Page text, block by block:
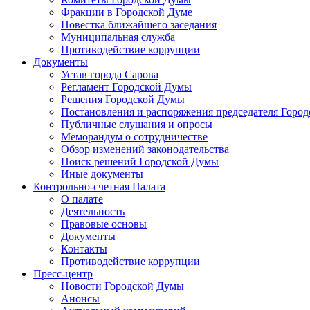
Фракции в Городской Думе
Повестка ближайшего заседания
Муниципальная служба
Противодействие коррупции
Документы
Устав города Сарова
Регламент Городской Думы
Решения Городской Думы
Постановления и распоряжения председателя
Публичные слушания и опросы
Меморандум о сотрудничестве
Обзор изменений законодательства
Поиск решений Городской Думы
Иные документы
Контрольно-счетная Палата
О палате
Деятельность
Правовые основы
Документы
Контакты
Противодействие коррупции
Пресс-центр
Новости Городской Думы
Анонсы